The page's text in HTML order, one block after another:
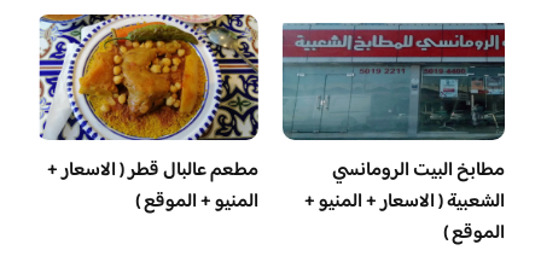
مطابخ البيت الرومانسي
الشعبية ( الاسعار + المنيو +
الموقع )
مطعم عالبال قطر ( الاسعار +
المنيو + الموقع )